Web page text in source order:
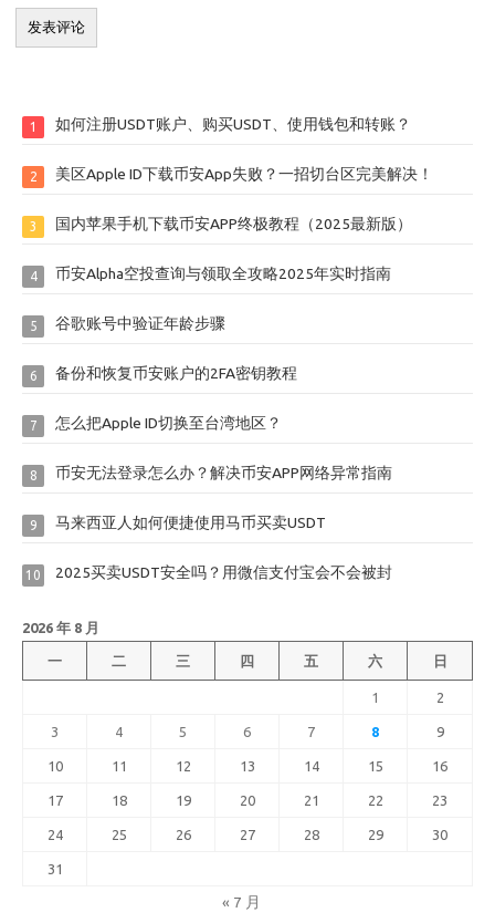
1 如何注册USDT账户、购买USDT、使用钱包和转账？
2 美区Apple ID下载币安App失败？一招切台区完美解决！
3 国内苹果手机下载币安APP终极教程（2025最新版）
4 币安Alpha空投查询与领取全攻略2025年实时指南
5 谷歌账号中验证年龄步骤
6 备份和恢复币安账户的2FA密钥教程
7 怎么把Apple ID切换至台湾地区？
8 币安无法登录怎么办？解决币安APP网络异常指南
9 马来西亚人如何便捷使用马币买卖USDT
10 2025买卖USDT安全吗？用微信支付宝会不会被封
2026 年 8 月
一 二 三 四 五 六 日
1 2
3 4 5 6 7 8 9
10 11 12 13 14 15 16
17 18 19 20 21 22 23
24 25 26 27 28 29 30
31
« 7 月